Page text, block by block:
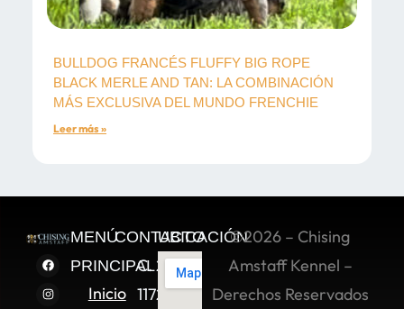
BULLDOG FRANCÉS FLUFFY BIG ROPE
BLACK MERLE AND TAN: LA COMBINACIÓN
MÁS EXCLUSIVA DEL MUNDO FRENCHIE
Leer más »
MENÚ
PRINCIPAL
Inicio
CONTACTO
C. 2 Sur
11722,
UBICACIÓN©2026 – Chising
Amstaff Kennel –
Derechos Reservados